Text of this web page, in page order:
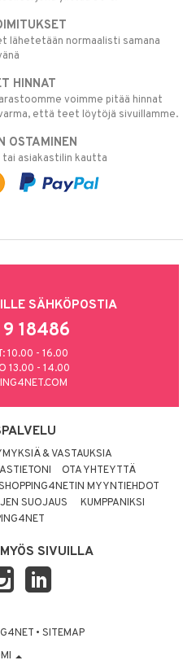
lähetetään normaalisti samana
HINNAT
voimme pitää hinnat
että teet löytöjä sivuillamme.
OSTAMINEN
tai asiakastilin kautta
SÄHKÖPOSTIA
18486
10.00 - 16.00
13.00 - 14.00
& VASTAUKSIA
OTA YHTEYTTÄ
MYYNTIEHDOT
SUOJAUS
KUMPPANIKSI
SIVUILLA
• SITEMAP